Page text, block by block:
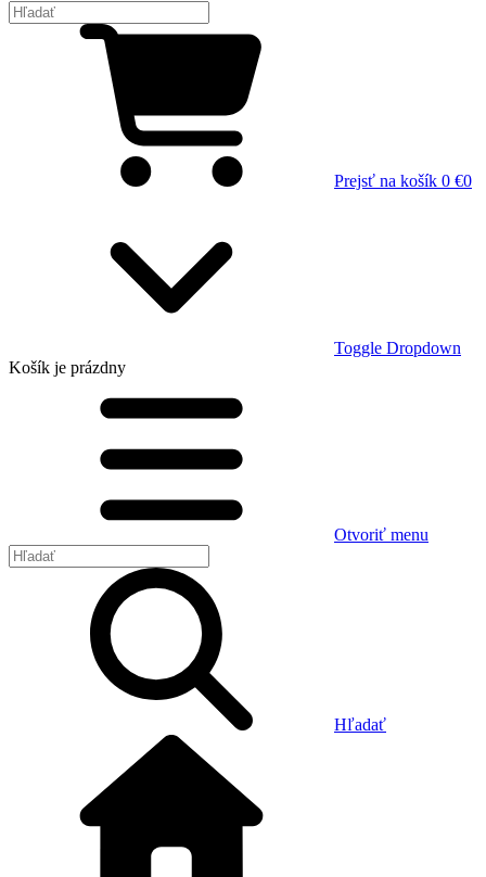
Prejsť na košík 0 €0
Toggle Dropdown
Košík je prázdny
Otvoriť menu
Hľadať